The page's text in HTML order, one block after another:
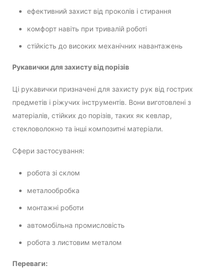
ефективний захист від проколів і стирання
комфорт навіть при тривалій роботі
стійкість до високих механічних навантажень
Рукавички для захисту від порізів
Ці рукавички призначені для захисту рук від гострих
предметів і ріжучих інструментів. Вони виготовлені з
матеріалів, стійких до порізів, таких як кевлар,
стекловолокно та інші композитні матеріали.
Сфери застосування:
робота зі склом
металообробка
монтажні роботи
автомобільна промисловість
робота з листовим металом
Переваги: